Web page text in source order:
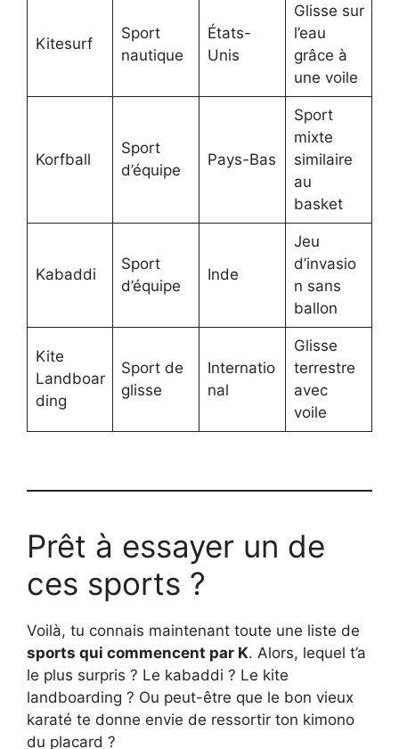
Kitesurf
Sport
nautique
États-
Unis
Glisse sur
l’eau
grâce à
une voile
Korfball
Sport
d’équipe
Pays-Bas
Sport
mixte
similaire
au
basket
Kabaddi
Sport
d’équipe
Inde
Jeu
d’invasio
n sans
ballon
Kite
Landboar
ding
Sport de
glisse
Internatio
nal
Glisse
terrestre
avec
voile
Prêt à essayer un de
ces sports ?
Voilà, tu connais maintenant toute une liste de
sports qui commencent par K. Alors, lequel t’a
le plus surpris ? Le kabaddi ? Le kite
landboarding ? Ou peut-être que le bon vieux
karaté te donne envie de ressortir ton kimono
du placard ?